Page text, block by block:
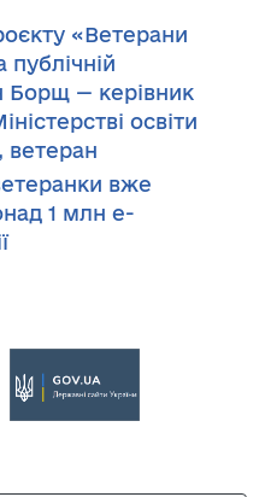
«Ветерани
публічній
Борщ — керівник
освіти
ветеран
вже
1 млн е-